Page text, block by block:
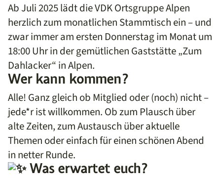
Ab Juli 2025 lädt die VDK Ortsgruppe Alpen
herzlich zum monatlichen Stammtisch ein – und
zwar immer am ersten Donnerstag im Monat um
18:00 Uhr in der gemütlichen Gaststätte „Zum
Dahlacker“ in Alpen.
Wer kann kommen?
Alle! Ganz gleich ob Mitglied oder (noch) nicht –
jede*r ist willkommen. Ob zum Plausch über
alte Zeiten, zum Austausch über aktuelle
Themen oder einfach für einen schönen Abend
in netter Runde.
Was erwartet euch?